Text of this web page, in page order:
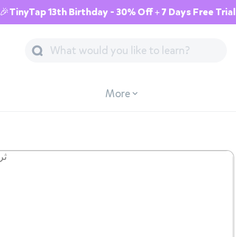
🎉TinyTap 13th Birthday - 30% Off + 7 Days Free Trial
More